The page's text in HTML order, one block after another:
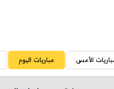
الأمس مباريات اليوم